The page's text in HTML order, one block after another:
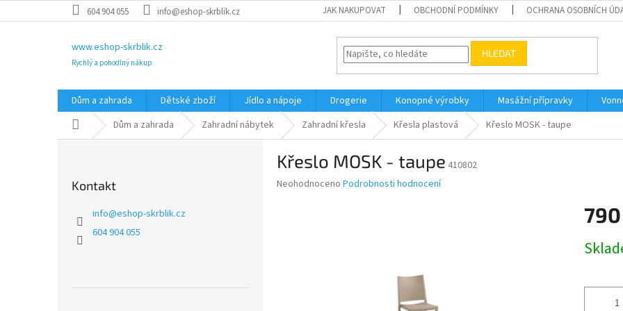
na
604 904 055 info@eshop-skrblik.cz JAK NAKUPOVAT OBCHODNÍ PODMÍNKY OCHRANA OSOBNÍCH
www.eshop-skrblik.cz
Rychlý a pohodlný nákup
HLEDAT
Dům a zahrada Dětské zboží Jídlo a nápoje Drogerie Konopné výrobky Masážní přípravky
Domů Dům a zahrada Zahradní nábytek Zahradní křesla Křesla plastová Křeslo MOSK - taupe
Kontakt
info@eshop-skrblik.cz
604 904 055
Křeslo MOSK - taupe 410802
Průměrné
Neohodnoceno Podrobnosti hodnocení
cena: